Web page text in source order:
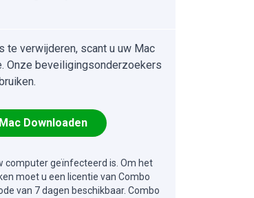
verwijderen, scant u uw Mac
Onze beveiligingsonderzoekers
Downloaden
computer geïnfecteerd is. Om het
moet u een licentie van Combo
van 7 dagen beschikbaar. Combo